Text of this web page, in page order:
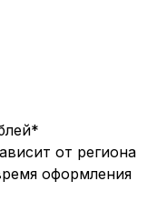
от региона
оформления